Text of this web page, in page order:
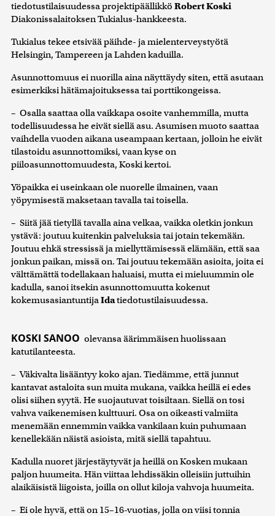
tiedotustilaisuudessa projektipäällikkö Robert Koski
Diakonissalaitoksen Tukialus-hankkeesta.
Tukialus tekee etsivää päihde- ja mielenterveystyötä
Helsingin, Tampereen ja Lahden kaduilla.
Asunnottomuus ei nuorilla aina näyttäydy siten, että asutaan
esimerkiksi hätämajoituksessa tai porttikongeissa.
– Osalla saattaa olla vaikkapa osoite vanhemmilla, mutta
todellisuudessa he eivät siellä asu. Asumisen muoto saattaa
vaihdella vuoden aikana useampaan kertaan, jolloin he eivät
tilastoidu asunnottomiksi, vaan kyse on
piiloasunnottomuudesta, Koski kertoi.
Yöpaikka ei useinkaan ole nuorelle ilmainen, vaan
yöpymisestä maksetaan tavalla tai toisella.
– Siitä jää tietyllä tavalla aina velkaa, vaikka oletkin jonkun
ystävä: joutuu kuitenkin palveluksia tai jotain tekemään.
Joutuu ehkä stressissä ja miellyttämisessä elämään, että saa
jonkun paikan, missä on. Tai joutuu tekemään asioita, joita ei
välttämättä todellakaan haluaisi, mutta ei mieluummin ole
kadulla, sanoi itsekin asunnottomuutta kokenut
kokemusasiantuntijaIdatiedotustilaisuudessa.
KOSKI SANOO olevansa äärimmäisen huolissaan
katutilanteesta.
– Väkivalta lisääntyy koko ajan. Tiedämme, että junnut
kantavat astaloita sun muita mukana, vaikka heillä ei edes
olisi siihen syytä. He suojautuvat toisiltaan. Siellä on tosi
vahva vaikenemisen kulttuuri. Osa on oikeasti valmiita
menemään ennemmin vaikka vankilaan kuin puhumaan
kenellekään näistä asioista, mitä siellä tapahtuu.
Kadulla nuoret järjestäytyvät ja heillä on Kosken mukaan
paljon huumeita. Hän viittaa lehdissäkin olleisiin juttuihin
alaikäisistä liigoista, joilla on ollut kiloja vahvoja huumeita.
– Ei ole hyvä, että on 15–16-vuotias, jolla on viisi tonnia